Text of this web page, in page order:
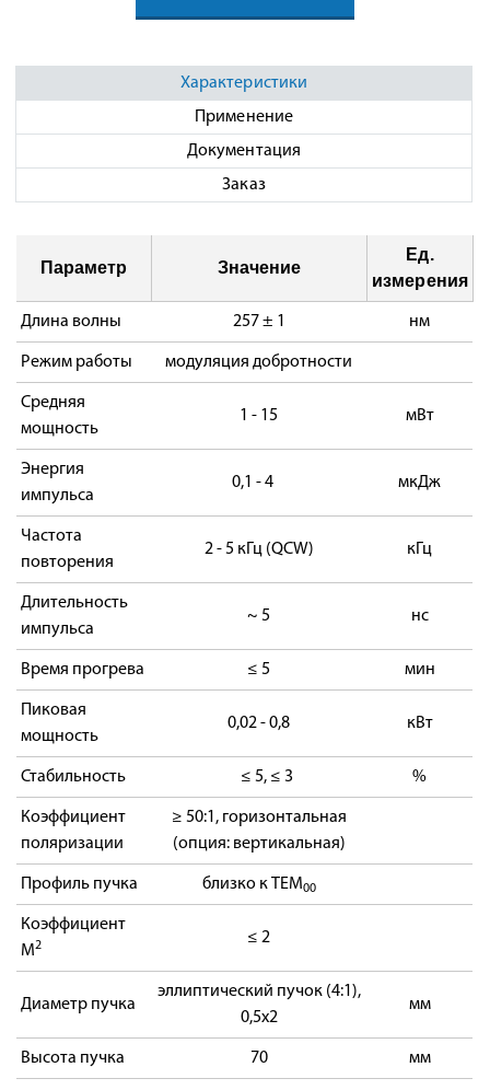
Характеристики
Применение
Документация
Заказ
Параметр Значение
Ед.
измерения
Длина волны 257 ± 1 нм
Режим работы модуляция добротности
Средняя
мощность
1 - 15 мВт
Энергия
импульса
0,1 - 4 мкДж
Частота
повторения
2 - 5 кГц (QCW) кГц
Длительность
импульса
~ 5 нс
Время прогрева ≤ 5 мин
Пиковая
мощность
0,02 - 0,8 кВт
Стабильность ≤ 5, ≤ 3 %
Коэффициент
поляризации
≥ 50:1, горизонтальная
(опция: вертикальная)
Профиль пучка близко к TEM00
Коэффициент
M2 ≤ 2
Диаметр пучка
эллиптический пучок (4:1),
0,5х2
мм
Высота пучка 70 мм